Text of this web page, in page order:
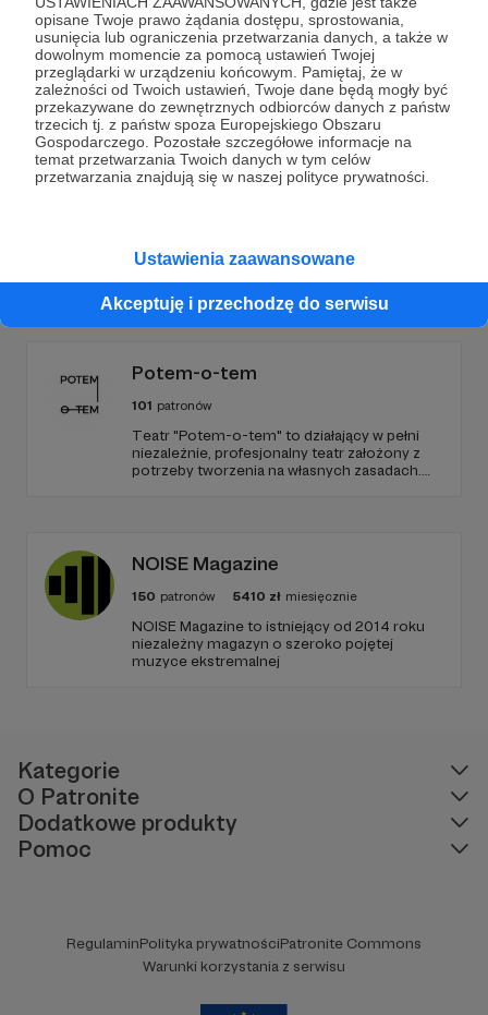
opisane Twoje prawo żądania dostępu, sprostowania,
usunięcia lub ograniczenia przetwarzania danych, a także w
dowolnym momencie za pomocą ustawień Twojej
przeglądarki w urządzeniu końcowym. Pamiętaj, że w
zależności od Twoich ustawień, Twoje dane będą mogły być
przekazywane do zewnętrznych odbiorców danych z państw
trzecich tj. z państw spoza Europejskiego Obszaru
Gospodarczego. Pozostałe szczegółowe informacje na
temat przetwarzania Twoich danych w tym celów
przetwarzania znajdują się w naszej polityce prywatności.
Ustawienia zaawansowane
Akceptuję i przechodzę do serwisu
Dołącz do grona Patronów!
Wesprzyj działalność AutoraBartek Fetysz już teraz!
Zostań Patronem
Promowani autorzy
Potem-o-tem
101 patronów
Teatr "Potem-o-tem" to działający w pełni
niezależnie, profesjonalny teatr założony z
potrzeby tworzenia na własnych zasadach.
teatralnego doświadczenia.
NOISE Magazine
150 patronów 5410 zł miesięcznie
NOISE Magazine to istniejący od 2014 roku
niezależny magazyn o szeroko pojętej
muzyce ekstremalnej
Kategorie
O Patronite
Dodatkowe produkty
Pomoc
RegulaminPolityka prywatnościPatronite Commons
Warunki korzystania z serwisu